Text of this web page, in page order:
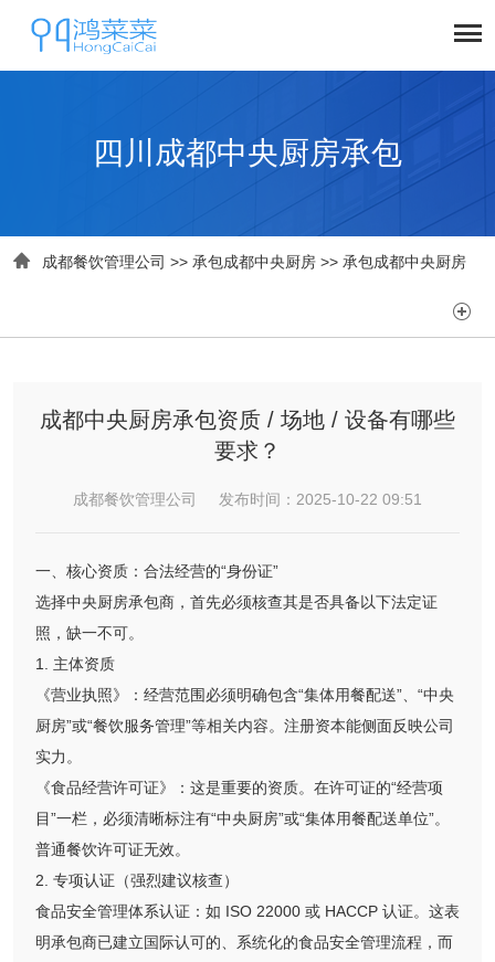
四川成都中央厨房承包
 成都餐饮管理公司 >> 承包成都中央厨房 >> 承包成都中央厨房

成都中央厨房承包资质 / 场地 / 设备有哪些
要求？
成都餐饮管理公司 发布时间：2025-10-22 09:51
一、核心资质：合法经营的“身份证”
选择中央厨房承包商，首先必须核查其是否具备以下法定证
照，缺一不可。
1. 主体资质
《营业执照》：经营范围必须明确包含“集体用餐配送”、“中央
厨房”或“餐饮服务管理”等相关内容。注册资本能侧面反映公司
实力。
《食品经营许可证》：这是重要的资质。在许可证的“经营项
目”一栏，必须清晰标注有“中央厨房”或“集体用餐配送单位”。
普通餐饮许可证无效。
2. 专项认证（强烈建议核查）
食品安全管理体系认证：如 ISO 22000 或 HACCP 认证。这表
明承包商已建立国际认可的、系统化的食品安全管理流程，而